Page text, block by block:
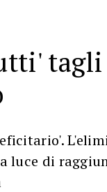
tagli
luce di